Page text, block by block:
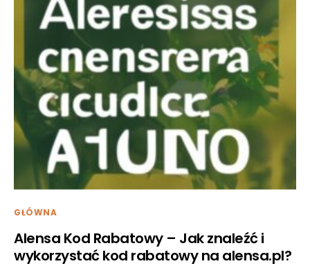
GŁÓWNA
Alensa Kod Rabatowy – Jak znaleźć i
wykorzystać kod rabatowy na alensa.pl?